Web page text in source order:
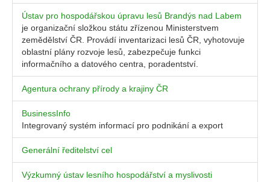
Ústav pro hospodářskou úpravu lesů Brandýs nad Labem
je organizační složkou státu zřízenou Ministerstvem
zemědělství ČR. Provádí inventarizaci lesů ČR, vyhotovuje
oblastní plány rozvoje lesů, zabezpečuje funkci
informačního a datového centra, poradentství.
Agentura ochrany přírody a krajiny ČR
BusinessInfo
Integrovaný systém informací pro podnikání a export
Generální ředitelství cel
Výzkumný ústav lesního hospodářství a myslivosti